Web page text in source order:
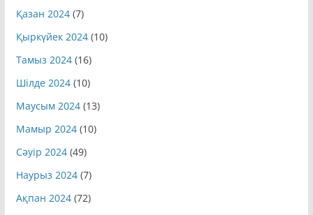
Қазан 2024(7)
Қыркүйек 2024(10)
Тамыз 2024(16)
Шілде 2024(10)
Маусым 2024(13)
Мамыр 2024(10)
Сәуір 2024(49)
Наурыз 2024(7)
Ақпан 2024(72)